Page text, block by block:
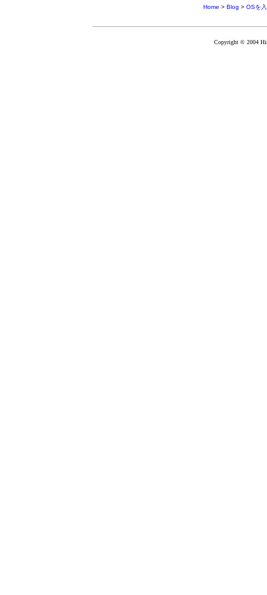
Home > Blog > OSを
Copyright © 2004